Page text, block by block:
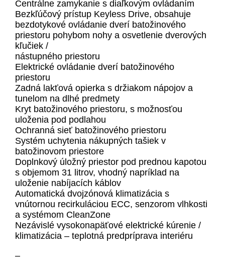
Centrálne zamykanie s diaľkovým ovládaním
Bezkľúčový prístup Keyless Drive, obsahuje
bezdotykové ovládanie dverí batožinového
priestoru pohybom nohy a osvetlenie dverových
kľučiek /
nástupného priestoru
Elektrické ovládanie dverí batožinového
priestoru
Zadná lakťová opierka s držiakom nápojov a
tunelom na dlhé predmety
Kryt batožinového priestoru, s možnosťou
uloženia pod podlahou
Ochranná sieť batožinového priestoru
Systém uchytenia nákupných tašiek v
batožinovom priestore
Doplnkový úložný priestor pod prednou kapotou
s objemom 31 litrov, vhodný napríklad na
uloženie nabíjacích káblov
Automatická dvojzónová klimatizácia s
vnútornou recirkuláciou ECC, senzorom vlhkosti
a systémom CleanZone
Nezávislé vysokonapäťové elektrické kúrenie /
klimatizácia – teplotná predpríprava interiéru
–